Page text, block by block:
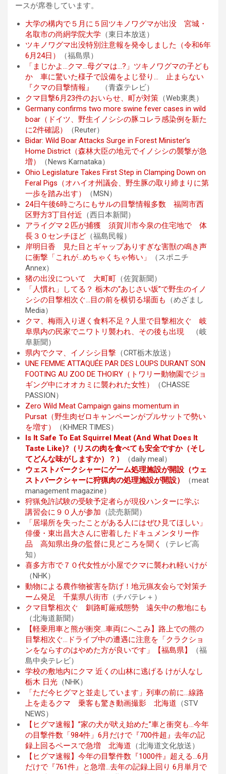
ースが席巻しています。
大学の構内で５月に５回ツキノワグマが出没 宮城・
名取市の尚絅学院大学 （東日本放送）
ツキノワグマ出没特別注意報を発令しました（令和6年
6月24日）
（福島県）
「まじかよ…クマ…母グマは…?」ツキノワグマの子ども
か 車に驚いた様子で設備をよじ登り… 止まらない
『クマの目撃情報』
（青森テレビ）
クマ目撃6月23件のおいらせ、町が対策 （Web東奥）
Germany confirms two more swine fever cases in wild
boar（ドイツ、野生イノシシの豚コレラ感染例を新た
に2件確認）
（Reuter）
Bidar: Wild Boar Attacks Surge in Forest Minister’s
Home District（森林大臣の地元でイノシシの襲撃が急
増）
（News Karnataka）
Ohio Legislature Takes First Step in Clamping Down on
Feral Pigs（オハイオ州議会、野生豚の取り締まりに第
一歩を踏み出す）
（MSN）
24日午後6時ごろにもサルの目撃情報多数 福岡市西
区野方3丁目付近 （西日本新聞）
アライグマ２匹が捕獲 須賀川市今泉の住宅地で 体
長３０センチほど （福島民報）
岸明日香 見た目とギャップありすぎな害獣の鳴き声
に衝撃「これが…めちゃくちゃ怖い」
（スポニチ
Annex）
猪の出没について 大町町 （佐賀新聞）
「人慣れ」してる？ 栃木の“あじさい坂”で野生のイノ
シシの目撃相次ぐ…目の前を横切る場面も
（めざまし
Media）
クマ、梅雨入り遅く食料不足？人里で目撃相次ぐ 岐
阜県内の民家でニワトリ襲われ、その後も出現
（岐
阜新聞）
県内でクマ、イノシシ目撃 （CRT栃木放送）
UNE FEMME ATTAQUÉE PAR DES LOUPS DURANT SON
FOOTING AU ZOO DE THOIRY（トワリー動物園でジョ
ギング中にオオカミに襲われた女性）
（CHASSE
PASSION）
Zero Wild Meat Campaign gains momentum in
Pursat（野生肉ゼロキャ​​ンペーンがプルサットで勢い
を増す）
（KHMER TIMES）
Is It Safe To Eat Squirrel Meat (And What Does It
Taste Like)?（リスの肉を食べても安全ですか（そし
てどんな味がしますか）？）
（daily meal）
ウェストバークシャーにゲーム処理施設が開設（ウェ
ストバークシャーに狩猟肉の処理施設が開設）
（meat
management magazine）
狩猟免許試験の受験予定者らが現役ハンターに学ぶ
講習会に９０人が参加 （読売新聞）
「居場所を失ったことがある人にはぜひ見てほしい」
俳優・東出昌大さんに密着したドキュメンタリー作
品 高知県出身の監督に見どころを聞く
（テレビ高
知）
喜多方市で７０代女性が小屋でクマに襲われ軽いけが
（NHK）
動物による農作物被害を防げ！地元猟友会らで対策チ
ーム発足 千葉県八街市 （チバテレ＋）
クマ目撃相次ぐ 釧路町厳戒態勢 遠矢中の敷地にも
（北海道新聞）
【軽乗用車と熊が衝突…車両にへこみ】路上での熊の
目撃相次ぐ…ドライブ中の遭遇に注意を「クラクショ
ンをならすのはやめた方が良いです」【福島県】
（福
島中央テレビ）
学校の敷地内にクマ 近くの山林に逃げる けが人なし
栃木 日光 （NHK）
「ただ今ヒグマと並走しています」列車の前に…線路
上を走るクマ 乗客も驚き動画撮影 北海道 （STV
NEWS）
【ヒグマ速報】”家の犬が吠え始めた”車と衝突も…今年
の目撃件数「984件」6月だけで『700件超』去年の記
録上回るペースで急増 北海道 （北海道文化放送）
【ヒグマ速報】今年の目撃件数『1000件』超える…6月
だけで『761件』と急増…去年の記録上回り 6月単月で